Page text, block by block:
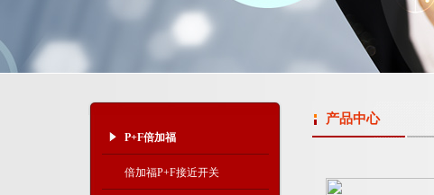
P+F倍加福
倍加福P+F接近开关
产品中心